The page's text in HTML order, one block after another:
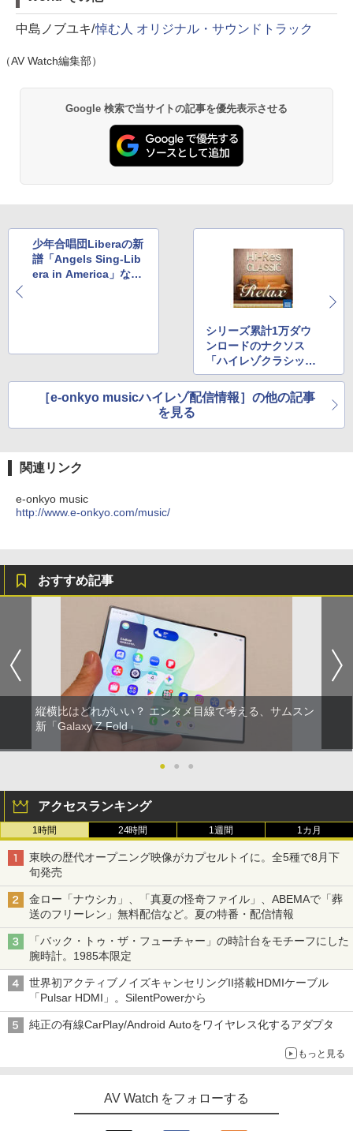
中島ノブユキ/悼む人 オリジナル・サウンドトラック
（AV Watch編集部）
Google 検索で当サイトの記事を優先表示させる
少年合唱団Liberaの新
譜「Angels Sing-Lib
era in America」など
シリーズ累計1万ダウ
ンロードのナクソス
「ハイレゾクラシッ
ク」第3弾など(3月6
日)
［e-onkyo musicハイレゾ配信情報］の他の記事
を見る
関連リンク
e-onkyo music
http://www.e-onkyo.com/music/
おすすめ記事
縦横比はどれがいい？ エンタメ目線で考える、サムスン
新「Galaxy Z Fold」
● ● ●
アクセスランキング
1時間 24時間 1週間 1カ月
東映の歴代オープニング映像がカプセルトイに。全5種で8月下
旬発売
金ロー「ナウシカ」、「真夏の怪奇ファイル」、ABEMAで「葬
送のフリーレン」無料配信など。夏の特番・配信情報
「バック・トゥ・ザ・フューチャー」の時計台をモチーフにした
腕時計。1985本限定
世界初アクティブノイズキャンセリングII搭載HDMIケーブル
「Pulsar HDMI」。SilentPowerから
純正の有線CarPlay/Android Autoをワイヤレス化するアダプタ
もっと見る
AV Watch をフォローする